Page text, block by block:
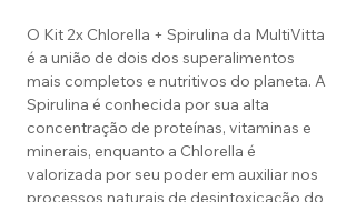
O Kit 2x Chlorella + Spirulina da MultiVitta
é a união de dois dos superalimentos
mais completos e nutritivos do planeta. A
Spirulina é conhecida por sua alta
concentração de proteínas, vitaminas e
minerais, enquanto a Chlorella é
valorizada por seu poder em auxiliar nos
processos naturais de desintoxicação do